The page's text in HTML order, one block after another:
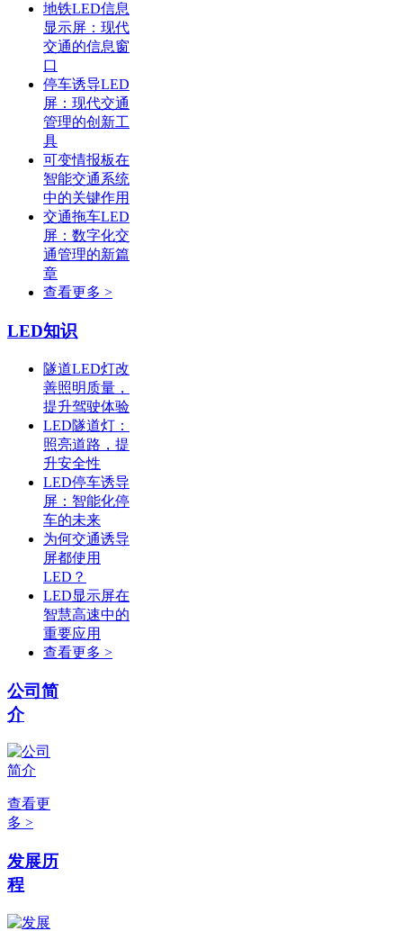
地铁LED信息
显示屏：现代
交通的信息窗
口
停车诱导LED
屏：现代交通
管理的创新工
具
可变情报板在
智能交通系统
中的关键作用
交通拖车LED
屏：数字化交
通管理的新篇
章
查看更多 >
LED知识
隧道LED灯改
善照明质量，
提升驾驶体验
LED隧道灯：
照亮道路，提
升安全性
LED停车诱导
屏：智能化停
车的未来
为何交通诱导
屏都使用
LED？
LED显示屏在
智慧高速中的
重要应用
查看更多 >
公司简
介
查看更
多 >
发展历
程